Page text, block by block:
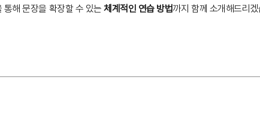
통해 문장을 확장할 수 있는체계적인 연습 방법까지 함께 소개해드리겠